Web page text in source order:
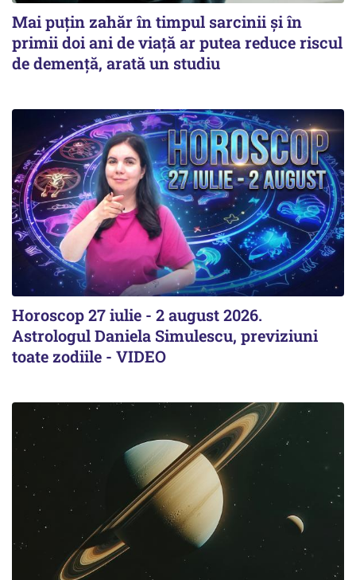
Mai puțin zahăr în timpul sarcinii și în
primii doi ani de viață ar putea reduce riscul
de demență, arată un studiu
Horoscop 27 iulie - 2 august 2026.
Astrologul Daniela Simulescu, previziuni
toate zodiile - VIDEO